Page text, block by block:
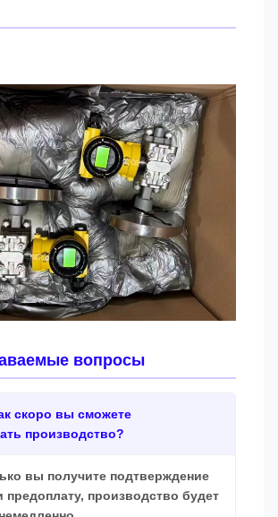
вопросы
скоро вы сможете
производство?
вы получите подтверждение
предоплату, производство будет